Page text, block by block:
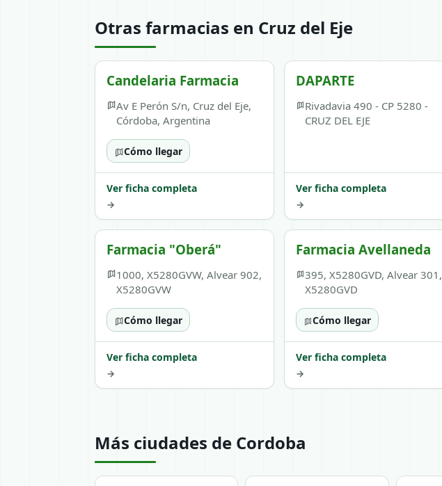
Otras farmacias en Cruz del Eje
Candelaria Farmacia
Av E Perón S/n, Cruz del Eje,
Córdoba, Argentina
Cómo llegar
Ver ficha completa
→
DAPARTE
Rivadavia 490 - CP 5280 -
CRUZ DEL EJE
Ver ficha completa
→
Farmacia "Oberá"
1000, X5280GVW, Alvear 902,
X5280GVW
Cómo llegar
Ver ficha completa
→
Farmacia Avellaneda
395, X5280GVD, Alvear 301,
X5280GVD
Cómo llegar
Ver ficha completa
→
Más ciudades de Cordoba